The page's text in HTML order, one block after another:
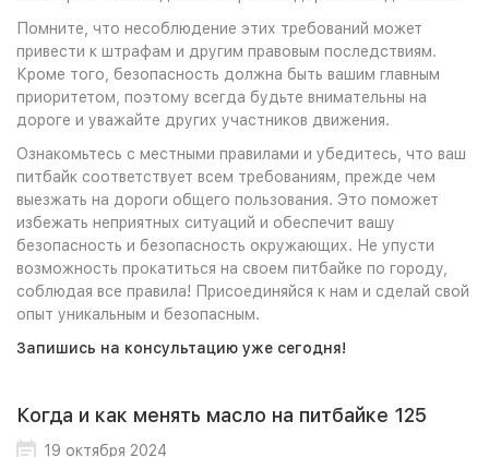
Помните, что несоблюдение этих требований может
привести к штрафам и другим правовым последствиям.
Кроме того, безопасность должна быть вашим главным
приоритетом, поэтому всегда будьте внимательны на
дороге и уважайте других участников движения.
Ознакомьтесь с местными правилами и убедитесь, что ваш
питбайк соответствует всем требованиям, прежде чем
выезжать на дороги общего пользования. Это поможет
избежать неприятных ситуаций и обеспечит вашу
безопасность и безопасность окружающих. Не упусти
возможность прокатиться на своем питбайке по городу,
соблюдая все правила! Присоединяйся к нам и сделай свой
опыт уникальным и безопасным.
Запишись на консультацию уже сегодня!
Когда и как менять масло на питбайке 125
19 октября 2024